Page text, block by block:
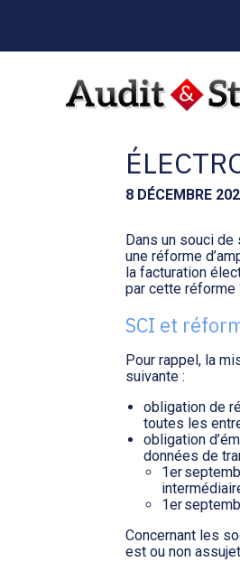
sub-
header
Aller
8 DÉCEMBRE
Dans un souci
une réforme
la facturation
par cette réforme
SCI et
Pour rappel, la
suivante :
obligation de
toutes les
obligation
données de
1er
1er
Concernant les
est ou non